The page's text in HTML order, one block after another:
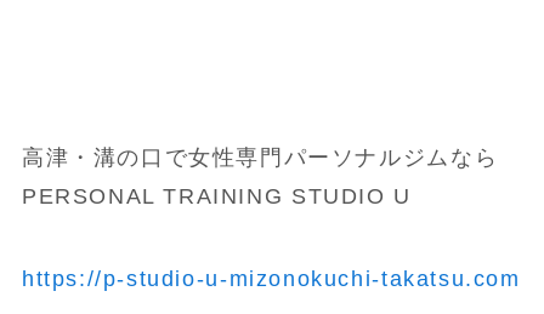
高津・溝の口で女性専門パーソナルジムなら
PERSONAL TRAINING STUDIO U
https://p-studio-u-mizonokuchi-takatsu.com